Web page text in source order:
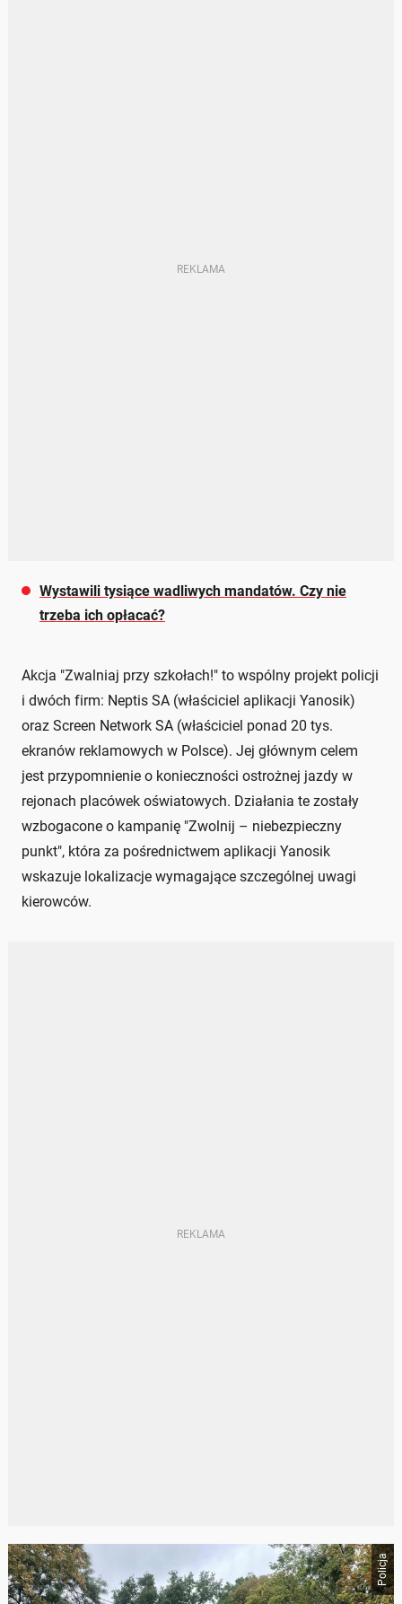
Wystawili tysiące wadliwych mandatów. Czy nie
trzeba ich opłacać?
Akcja "Zwalniaj przy szkołach!" to wspólny projekt policji
i dwóch firm: Neptis SA (właściciel aplikacji Yanosik)
oraz Screen Network SA (właściciel ponad 20 tys.
ekranów reklamowych w Polsce). Jej głównym celem
jest przypomnienie o konieczności ostrożnej jazdy w
rejonach placówek oświatowych. Działania te zostały
wzbogacone o kampanię "Zwolnij – niebezpieczny
punkt", która za pośrednictwem aplikacji Yanosik
wskazuje lokalizacje wymagające szczególnej uwagi
kierowców.
Policja